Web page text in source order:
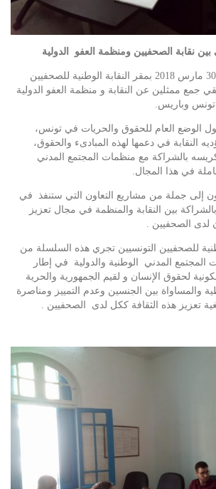
بين نقابة الصحفيين ومنظمة العفو الدولية
انعقد اليوم الجمعة 30 مارس 2018 بمقر النقابة الوطنية للصحفيين
جمع ممثلين عن النقابة و منظمة العفو الدولية
وباريس.
الوضع العام للحقوق والحريات في تونس،
النقابة في دعمها لهذه المبادىء والحقوق،
بالشراكة مع منظمات المجتمع المدني
في هذا المجال.
إلى جملة من مشاريع التعاون التي ستنفذ في
بين النقابة والمنظمة في مجال تعزيز
لدى الصحفيين .
للصحفيين التونسيين تجري هذه السلسلة من
المجتمع المدني الوطنية والدولية في إطار
لحقوق الإنسان و لقيم الجمهورية والحرية
والمساواة بين الجنسين وعدم التمييز ومناصرة
تعزيز هذه الثقافة ككل لدى الصحفيين .